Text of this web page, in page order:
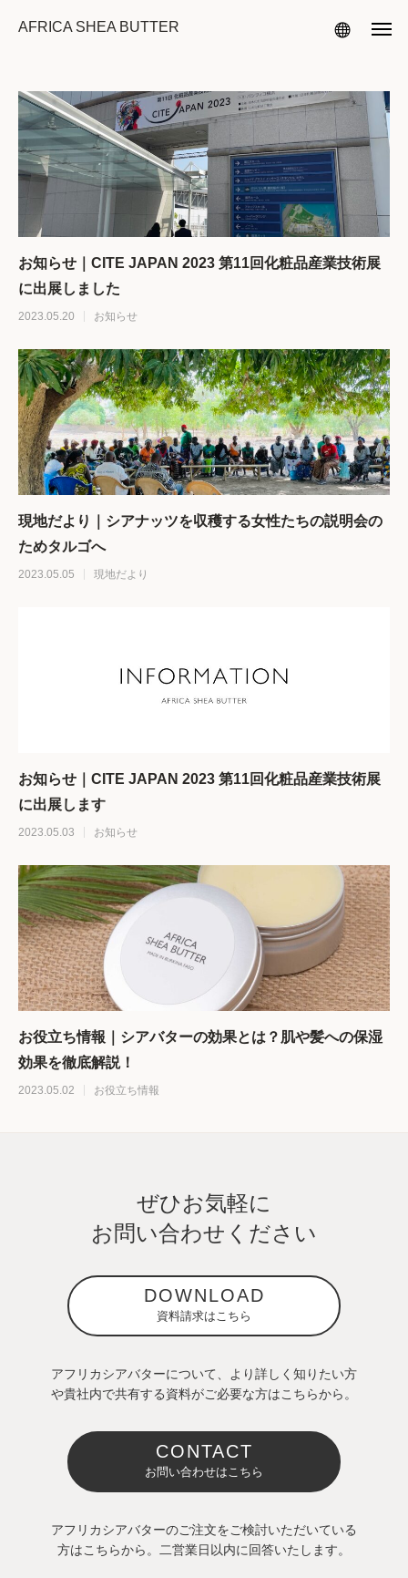
AFRICA SHEA BUTTER
お知らせ｜CITE JAPAN 2023 第11回化粧品産業技術展
に出展しました
2023.05.20 お知らせ
現地だより｜シアナッツを収穫する女性たちの説明会の
ためタルゴへ
2023.05.05 現地だより
お知らせ｜CITE JAPAN 2023 第11回化粧品産業技術展
に出展します
2023.05.03 お知らせ
お役立ち情報｜シアバターの効果とは？肌や髪への保湿
効果を徹底解説！
2023.05.02 お役立ち情報
ぜひお気軽に
お問い合わせください
DOWNLOAD
資料請求はこちら
アフリカシアバターについて、より詳しく知りたい方
や貴社内で共有する資料がご必要な方はこちらから。
CONTACT
お問い合わせはこちら
アフリカシアバターのご注文をご検討いただいている
方はこちらから。二営業日以内に回答いたします。